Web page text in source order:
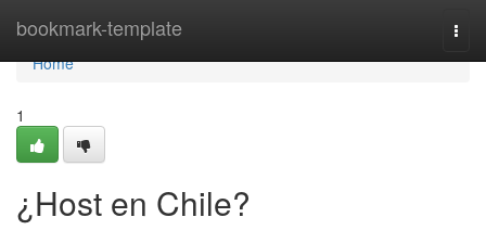
bookmark-template
Home
Home
1
¿Host en Chile?